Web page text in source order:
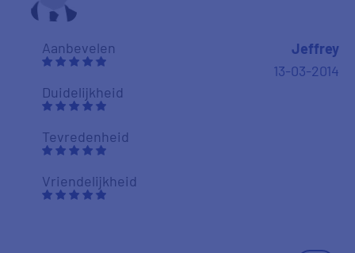
Aanbevelen
Duidelijkheid
Tevredenheid
Vriendelijkheid
Jeffrey
13-03-2014